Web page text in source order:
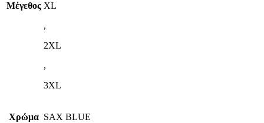
Μέγεθος XL
,
2XL
,
3XL
Χρώμα SAX BLUE